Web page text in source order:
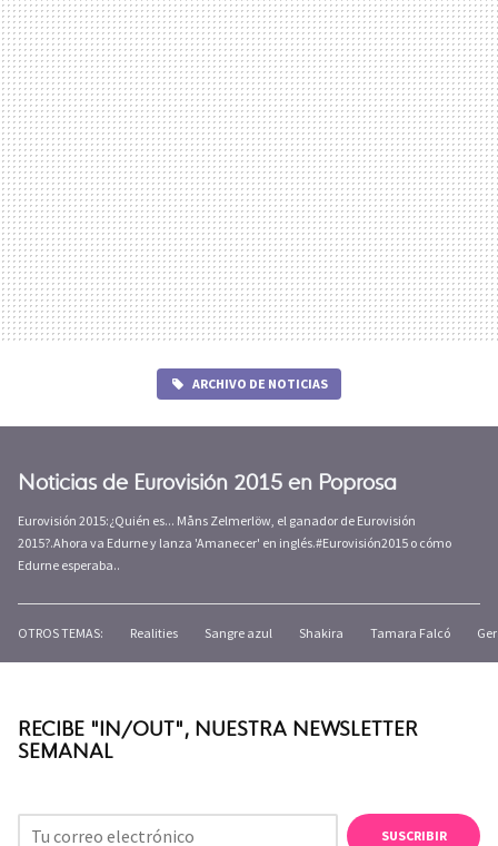
ARCHIVO DE NOTICIAS
Noticias de Eurovisión 2015 en Poprosa
Eurovisión 2015:¿Quién es... Måns Zelmerlöw, el ganador de Eurovisión
2015?.Ahora va Edurne y lanza 'Amanecer' en inglés.#Eurovisión2015 o cómo
Edurne esperaba..
OTROS TEMAS: Realities Sangre azul Shakira Tamara Falcó
RECIBE "IN/OUT", NUESTRA NEWSLETTER
SEMANAL
SUSCRIBIR